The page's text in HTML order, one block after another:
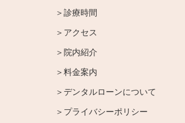
＞診療時間
＞アクセス
＞院内紹介
＞料金案内
＞デンタルローンについて
＞プライバシーポリシー